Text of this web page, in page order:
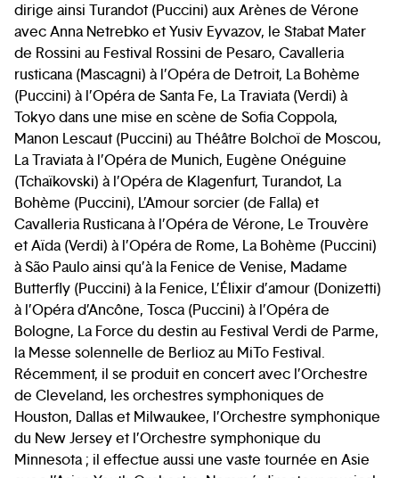
dirige ainsi Turandot (Puccini) aux Arènes de Vérone
avec Anna Netrebko et Yusiv Eyvazov, le Stabat Mater
de Rossini au Festival Rossini de Pesaro, Cavalleria
rusticana (Mascagni) à l’Opéra de Detroit, La Bohème
(Puccini) à l’Opéra de Santa Fe, La Traviata (Verdi) à
Tokyo dans une mise en scène de Sofia Coppola,
Manon Lescaut (Puccini) au Théâtre Bolchoï de Moscou,
La Traviata à l’Opéra de Munich, Eugène Onéguine
(Tchaïkovski) à l’Opéra de Klagenfurt, Turandot, La
Bohème (Puccini), L’Amour sorcier (de Falla) et
Cavalleria Rusticana à l’Opéra de Vérone, Le Trouvère
et Aïda (Verdi) à l’Opéra de Rome, La Bohème (Puccini)
à São Paulo ainsi qu’à la Fenice de Venise, Madame
Butterfly (Puccini) à la Fenice, L’Élixir d’amour (Donizetti)
à l’Opéra d’Ancône, Tosca (Puccini) à l’Opéra de
Bologne, La Force du destin au Festival Verdi de Parme,
la Messe solennelle de Berlioz au MiTo Festival.
Récemment, il se produit en concert avec l’Orchestre
de Cleveland, les orchestres symphoniques de
Houston, Dallas et Milwaukee, l’Orchestre symphonique
du New Jersey et l’Orchestre symphonique du
Minnesota ; il effectue aussi une vaste tournée en Asie